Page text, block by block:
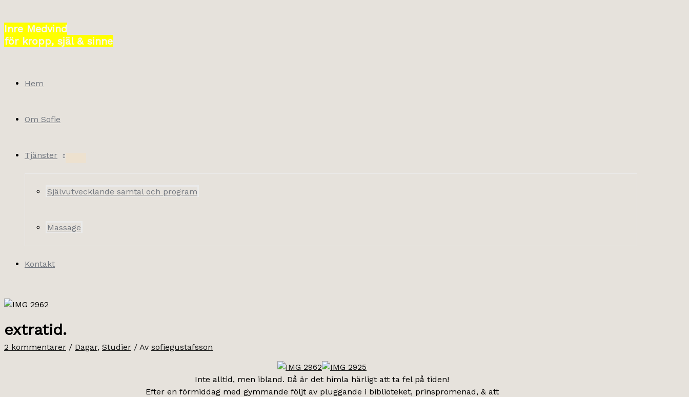
till
innehåll
Inre Medvind
för kropp, själ & sinne
Hem
Om Sofie
Tjänster
Självutvecklande samtal och program
Massage
Kontakt
extratid.
2 kommentarer / Dagar, Studier / Av sofiegustafsson
Inte alltid, men ibland. Då är det himla härligt att ta fel på tiden!
Efter en förmiddag med gymmande följt av pluggande i biblioteket, prinspromenad, & att